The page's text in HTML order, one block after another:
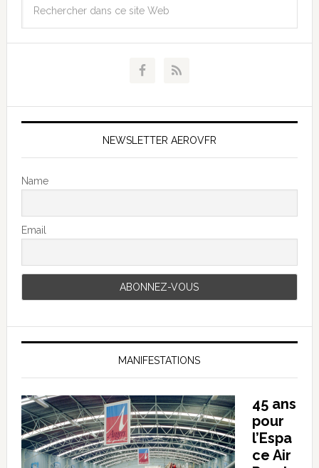
NEWSLETTER AEROVFR
Name
Email
MANIFESTATIONS
45 ans
pour
l’Espa
ce Air